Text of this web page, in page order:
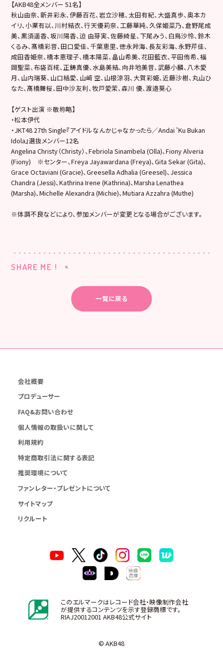
【AKB48全メンバー 51名】
秋山由奈、新井彩永、伊藤百花、岩立沙穂、太田有紀、大盛真歩、奥本カ
イリ、小栗有以、川村結衣、行天優莉奈、工藤華純、久保姫菜乃、倉野尾成
美、黒須遥香、坂川陽香、迫 由芽実、佐藤綺星、下尾みう、白鳥沙怜、鈴木
くるみ、髙橋彩音、田口愛佳、千葉恵里、徳永羚海、長友彩海、永野芹佳、
成田香姫奈、橋本恵理子、橋本陽菜、畠山希美、花田藍衣、平田侑希、福
岡聖菜、布袋百椛、正鋳真優、水島美結、向井地美音、武藤小麟、八木愛
月、山内瑞葵、山口結愛、山﨑 空、山根涼羽、大賀彩姫、近藤沙樹、丸山ひ
なた、髙橋舞桜、田中沙友利、牧戸愛茉、森川 優、渡邉葵心
【ゲスト出演 ※敬称略】
・松本伊代
・JKT48 27th Single『アイドルなんかじゃなかったら／Andai 'Ku Bukan
Idola』選抜メンバー12名
Angelina Christy（Christy）、Febriola Sinambela (Olla)、Fiony Alveria
(Fiony) ※センター、Freya Jayawardana (Freya)、Gita Sekar (Gita)、
Grace Octaviani (Gracie)、Greesella Adhalia (Greesel)、Jessica
Chandra (Jessi)、Kathrina Irene (Kathrina)、Marsha Lenathea
(Marsha)、Michelle Alexandra (Michie)、Mutiara Azzahra (Muthe)
※体調不良などにより、参加メンバーが変更となる場合がございます。
SHARE ME !
一覧に戻る
会社概要
プロデューサー
FAQ&お問い合わせ
個人情報の取扱いに関して
利用規約
特定商取引法に関する表記
推奨環境について
ファンレター・プレゼントについて
サイトマップ
リクルート
このエルマークはレコード会社・映像制作会社
が提供するコンテンツを示す登録商標です。
RIAJ20012001 AKB48公式サイト
© AKB48